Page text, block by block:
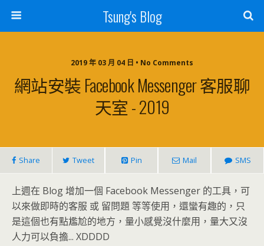
Tsung's Blog
2019 年 03 月 04 日 • No Comments
網站安裝 Facebook Messenger 客服聊
天室 - 2019
Share Tweet Pin Mail SMS
上週在 Blog 增加一個 Facebook Messenger 的工具，可
以來做即時的客服 或 留問題 等等使用，還蠻有趣的，只
是這個也有點尷尬的地方，量小感覺沒什麼用，量大又沒
人力可以負擔... XDDDD